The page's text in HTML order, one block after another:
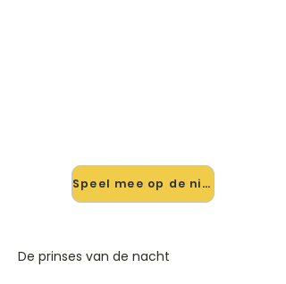
Speel mee op de nieuwe site →
De prinses van de nacht